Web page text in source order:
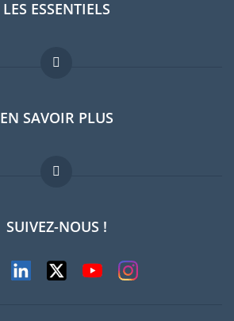
LES ESSENTIELS
Forum expatriés
Guides pays
Offres d'emploi
EN SAVOIR PLUS
FAQ
Experts
SUIVEZ-NOUS !